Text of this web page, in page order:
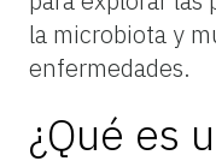
la microbiota y
enfermedades.
¿Qué es